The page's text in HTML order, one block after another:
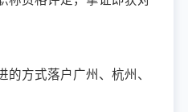
方式落户广州、杭州、